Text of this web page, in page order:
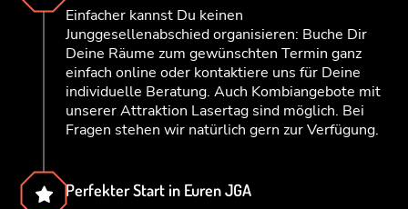
Einfacher kannst Du keinen
Junggesellenabschied organisieren: Buche Dir
Deine Räume zum gewünschten Termin ganz
einfach online oder kontaktiere uns für Deine
individuelle Beratung. Auch Kombiangebote mit
unserer Attraktion Lasertag sind möglich. Bei
Fragen stehen wir natürlich gern zur Verfügung.
Perfekter Start in Euren JGA